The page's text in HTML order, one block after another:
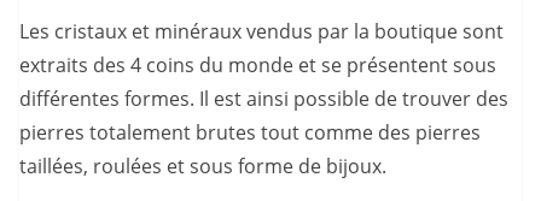
Les cristaux et minéraux vendus par la boutique sont
extraits des 4 coins du monde et se présentent sous
différentes formes. Il est ainsi possible de trouver des
pierres totalement brutes tout comme des pierres
taillées, roulées et sous forme de bijoux.